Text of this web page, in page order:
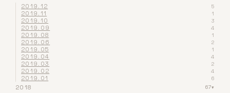
2019.12 5
2019.11 1
2019.10 3
2019.09 4
2019.08 1
2019.06 2
2019.05 1
2019.04 4
2019.03 2
2019.02 4
2019.01 6
2018 67▾